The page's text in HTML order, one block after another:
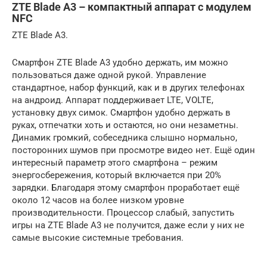
ZTE Blade A3 – компактный аппарат с модулем
NFC
ZTE Blade A3.
Смартфон ZTE Blade A3 удобно держать, им можно
пользоваться даже одной рукой. Управление
стандартное, набор функций, как и в других телефонах
на андроид. Аппарат поддерживает LTE, VOLTE,
установку двух симок. Смартфон удобно держать в
руках, отпечатки хоть и остаются, но они незаметны.
Динамик громкий, собеседника слышно нормально,
посторонних шумов при просмотре видео нет. Ещё один
интересный параметр этого смартфона – режим
энергосбережения, который включается при 20%
зарядки. Благодаря этому смартфон проработает ещё
около 12 часов на более низком уровне
производительности. Процессор слабый, запустить
игры на ZTE Blade A3 не получится, даже если у них не
самые высокие системные требования.